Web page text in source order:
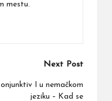
mestu.
Next Post
I u nemačkom
jeziku – Kad se